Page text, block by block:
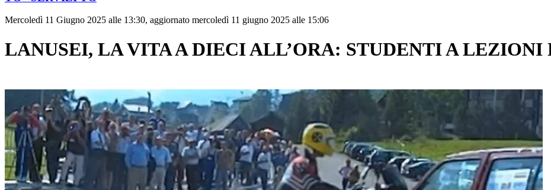
Mercoledì 11 Giugno 2025 alle 13:30, aggiornato mercoledì 11 giugno 2025 alle 15:06
LANUSEI, LA VITA A DIECI ALL’ORA: STUDENTI A